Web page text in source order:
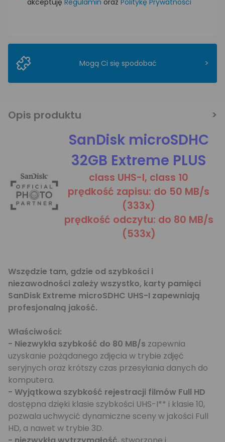
akceptuję Regulamin oraz Politykę Prywatności
Mogą Ci się spodobać >
Opis produktu
SanDisk microSDHC
32GB Extreme PLUS
class UHS-I, class 10
prędkość zapisu: do 50 MB/s
(333x)
prędkość odczytu: do 80 MB/s
(533x)
Wszędzie tam, gdzie od szybkości i
niezawodności zależy wszystko, karty pamięci
SanDisk Extreme microSDHC UHS-I zapewniają
profesjonalną jakość.
Właściwości:
- Niezwykła szybkość do 80 MB/s zapewnia
uzyskanie pożądanego zdjęcia w trybie zdjęć
seryjnych oraz krótszy czas przesyłania danych do
komputera.
- Wyjątkowa szybkość rejestracji filmów Full HD
dostępna dzięki klasie szybkości UHS-I** i klasie 10,
pozwala uchwycić dynamiczne sceny w jakości Full
HD, a nawet w trybie 3D.